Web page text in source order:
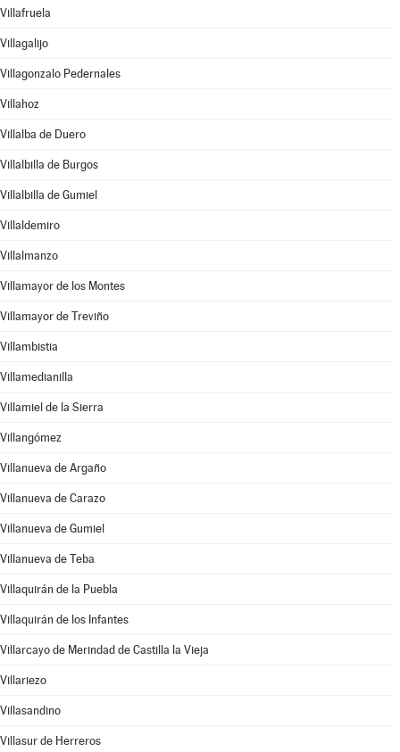
Villafruela
Villagalijo
Villagonzalo Pedernales
Villahoz
Villalba de Duero
Villalbilla de Burgos
Villalbilla de Gumiel
Villaldemiro
Villalmanzo
Villamayor de los Montes
Villamayor de Treviño
Villambistia
Villamedianilla
Villamiel de la Sierra
Villangómez
Villanueva de Argaño
Villanueva de Carazo
Villanueva de Gumiel
Villanueva de Teba
Villaquirán de la Puebla
Villaquirán de los Infantes
Villarcayo de Merindad de Castilla la Vieja
Villariezo
Villasandino
Villasur de Herreros